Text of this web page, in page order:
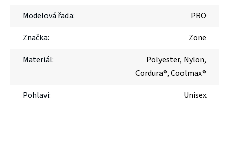
Modelová řada:
PRO
Značka:
Zone
Materiál:
Polyester, Nylon,
Cordura®, Coolmax®
Pohlaví: Unisex